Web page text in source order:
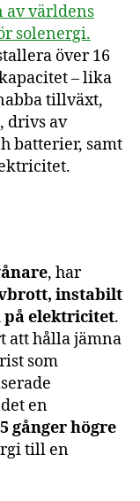
av världens
solenergi.
över 16
– lika
tillväxt,
drivs av
batterier, samt
, har
instabilt
på elektricitet.
att hålla jämna
som
en
gånger högre
till en